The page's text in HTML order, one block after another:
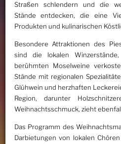
Straßen schlendern und die
Stände entdecken, die eine
Produkten und kulinarischen
Besondere Attraktionen des
sind die lokalen
berühmten Moselweine
Stände mit regionalen
Glühwein und herzhaften
Region, darunter
Weihnachtsschmuck, zieht
Das Programm des
Darbietungen von lokalen